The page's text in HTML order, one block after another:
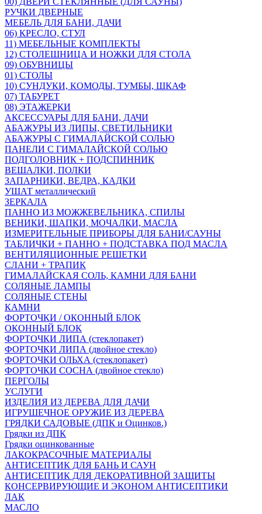
РУЧКИ ДВЕРНЫЕ
МЕБЕЛЬ ДЛЯ БАНИ, ДАЧИ
06) КРЕСЛО, СТУЛ
11) МЕБЕЛЬНЫЕ КОМПЛЕКТЫ
12) СТОЛЕШНИЦА И НОЖКИ ДЛЯ СТОЛА
09) ОБУВНИЦЫ
01) СТОЛЫ
10) СУНДУКИ, КОМОДЫ, ТУМБЫ, ШКАФ
07) ТАБУРЕТ
08) ЭТАЖЕРКИ
АКСЕССУАРЫ ДЛЯ БАНИ, ДАЧИ
АБАЖУРЫ ИЗ ЛИПЫ, СВЕТИЛЬНИКИ
АБАЖУРЫ С ГИМАЛАЙСКОЙ СОЛЬЮ
ПАНЕЛИ С ГИМАЛАЙСКОЙ СОЛЬЮ
ПОДГОЛОВНИК + ПОДСПИННИК
ВЕШАЛКИ, ПОЛКИ
ЗАПАРНИКИ, ВЕДРА, КАДКИ
УШАТ металлический
ЗЕРКАЛА
ПАННО ИЗ МОЖЖЕВЕЛЬНИКА, СПИЛЫ
ВЕНИКИ, ШАПКИ, МОЧАЛКИ, МАСЛА
ИЗМЕРИТЕЛЬНЫЕ ПРИБОРЫ ДЛЯ БАНИ/САУНЫ
ТАБЛИЧКИ + ПАННО + ПОДСТАВКА ПОД МАСЛА
ВЕНТИЛЯЦИОННЫЕ РЕШЕТКИ
СЛАНИ + ТРАПИК
ГИМАЛАЙСКАЯ СОЛЬ, КАМНИ ДЛЯ БАНИ
СОЛЯНЫЕ ЛАМПЫ
СОЛЯНЫЕ СТЕНЫ
КАМНИ
ФОРТОЧКИ / ОКОННЫЙ БЛОК
ОКОННЫЙ БЛОК
ФОРТОЧКИ ЛИПА (стеклопакет)
ФОРТОЧКИ ЛИПА (двойное стекло)
ФОРТОЧКИ ОЛЬХА (стеклопакет)
ФОРТОЧКИ СОСНА (двойное стекло)
ПЕРГОЛЫ
УСЛУГИ
ИЗДЕЛИЯ ИЗ ДЕРЕВА ДЛЯ ДАЧИ
ИГРУШЕЧНОЕ ОРУЖИЕ ИЗ ДЕРЕВА
ГРЯДКИ САДОВЫЕ (ДПК и Оцинков.)
Грядки из ДПК
Грядки оцинкованные
ЛАКОКРАСОЧНЫЕ МАТЕРИАЛЫ
АНТИСЕПТИК ДЛЯ БАНЬ И САУН
АНТИСЕПТИК ДЛЯ ДЕКОРАТИВНОЙ ЗАЩИТЫ
КОНСЕРВИРУЮЩИЕ И ЭКОНОМ АНТИСЕПТИКИ
ЛАК
МАСЛО